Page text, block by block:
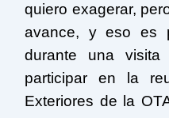
quiero exagerar,
avance, y eso es
durante una
participar en la
Exteriores de la